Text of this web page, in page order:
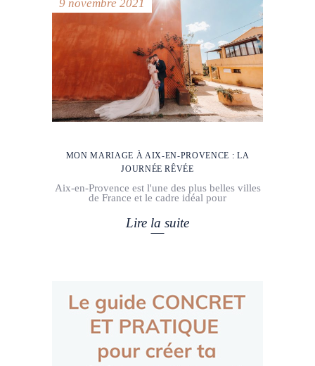
9 novembre 2021
MON MARIAGE À AIX-EN-PROVENCE : LA
JOURNÉE RÊVÉE
Aix-en-Provence est l'une des plus belles villes
de France et le cadre idéal pour
Lire la suite